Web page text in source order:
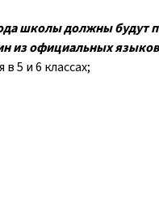
школы должны будут
из официальных
5 и 6 классах;